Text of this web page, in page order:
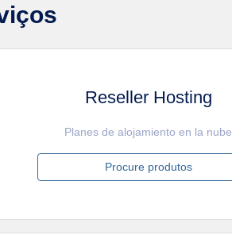
Reseller Hosting
Planes de alojamiento en la nube
Procure produtos